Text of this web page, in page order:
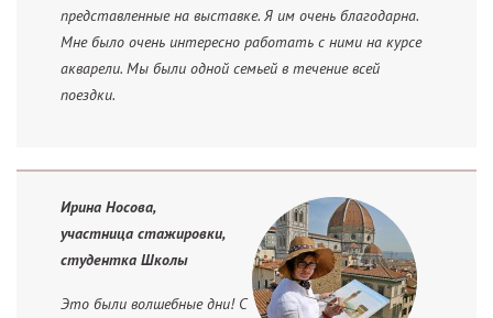
представленные на выставке. Я им очень благодарна.
Мне было очень интересно работать с ними на курсе
акварели. Мы были одной семьей в течение всей
поездки.
Ирина Носова,
участница стажировки,
студентка Школы
Это были волшебные дни! С